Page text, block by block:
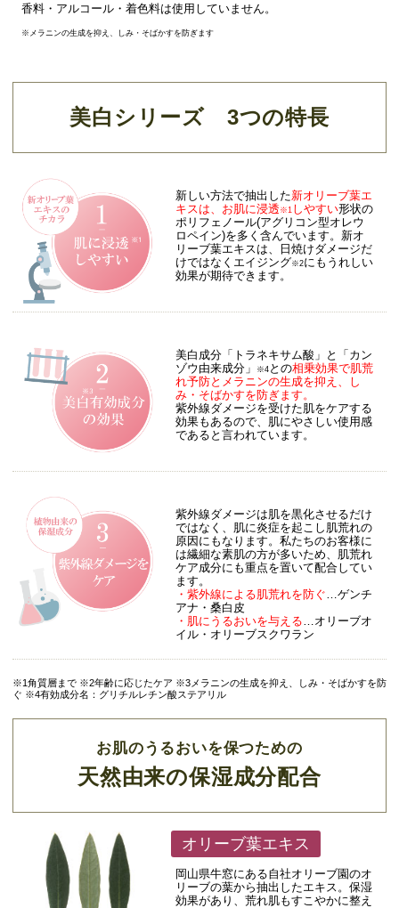
香料・アルコール・着色料は使用していません。
※メラニンの生成を抑え、しみ・そばかすを防ぎます
美白シリーズ 3つの特長
新しい方法で抽出した新オリーブ葉エ
キスは、お肌に浸透 ※1 しやすい形状の
ポリフェノール(アグリコン型オレウ
ロペイン)を多く含んでいます。新オ
リーブ葉エキスは、日焼けダメージだ
けではなくエイジング※2にもうれしい
効果が期待できます。
美白成分「トラネキサム酸」と「カン
ゾウ由来成分」
※4 との相乗効果で肌荒
れ予防とメラニンの生成を抑え、し
み・そばかすを防ぎます。
紫外線ダメージを受けた肌をケアする
効果もあるので、肌にやさしい使用感
であると言われています。
紫外線ダメージは肌を黒化させるだけ
ではなく、肌に炎症を起こし肌荒れの
原因にもなります。私たちのお客様に
は繊細な素肌の方が多いため、肌荒れ
ケア成分にも重点を置いて配合してい
ます。
・紫外線による肌荒れを防ぐ …ゲンチ
アナ・桑白皮
・肌にうるおいを与える …オリーブオ
イル・オリーブスクワラン
※1角質層まで ※2年齢に応じたケア ※3メラニンの生成を抑え、しみ・そばかすを防
ぐ ※4有効成分名：グリチルレチン酸ステアリル
お肌のうるおいを保つための
天然由来の保湿成分配合
オリーブ葉エキス
岡山県牛窓にある自社オリーブ園のオ
リーブの葉から抽出したエキス。保湿
効果があり、荒れ肌もすこやかに整え